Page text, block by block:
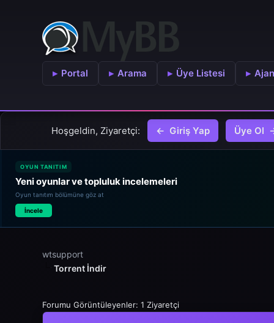
Portal Arama Üye Listesi
Hoşgeldin, Ziyaretçi: Giriş Yap Üye Ol
OYUN TANITIM
Yeni oyunlar ve topluluk incelemeleri
Oyun tanıtım bölümüne göz at
İncele
wtsupport
Torrent İndir
Forumu Görüntüleyenler: 1 Ziyaretçi